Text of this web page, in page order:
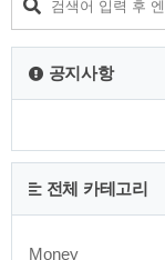
공지사항
전체 카테고리
Money